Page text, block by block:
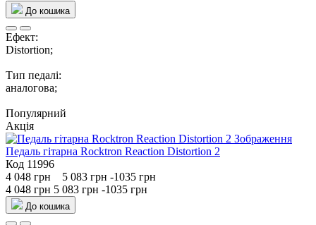
До кошика
Ефект:
Distortion;
Тип педалі:
аналогова;
Популярний
Акція
Педаль гітарна Rocktron Reaction Distortion 2
Код 11996
4 048 грн 5 083 грн -1035 грн
4 048 грн 5 083 грн -1035 грн
До кошика